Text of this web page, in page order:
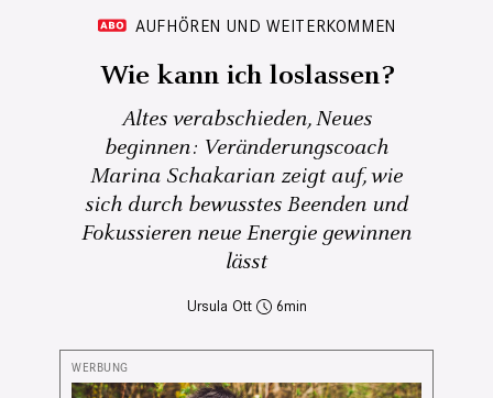
AUFHÖREN UND WEITERKOMMEN
Wie kann ich loslassen?
Altes verabschieden, Neues
beginnen: Veränderungscoach
Marina Schakarian zeigt auf, wie
sich durch bewusstes Beenden und
Fokussieren neue Energie gewinnen
lässt
Ursula Ott 6